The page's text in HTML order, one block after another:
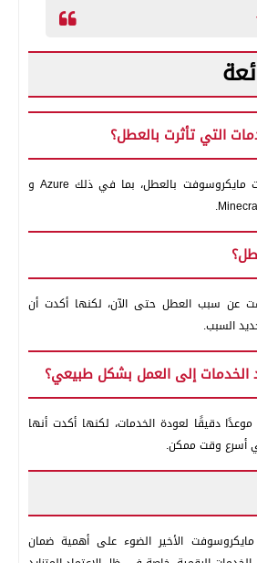
التي تأثرت بالعطل؟
ج. تأثرت العديد من خدمات مايكروسوفت بالعطل، بما في ذلك Azure و
عن سبب العطل حتى الآن، لكنها أكدت أن
السبب.
إلى العمل بشكل طبيعي؟
دقيقًا لعودة الخدمات، لكنها أكدت أنها
أسرع وقت ممكن.
الأخير الضوء على أهمية ضمان